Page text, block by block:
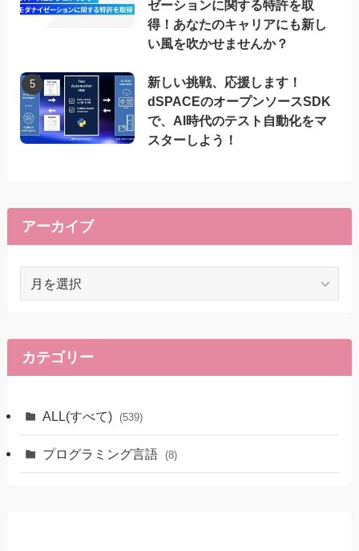
ゼーションに関する特許を取
得！あなたのキャリアにも新し
い風を吹かせませんか？
新しい挑戦、応援します！
dSPACEのオープンソースSDK
で、AI時代のテスト自動化をマ
スターしよう！
アーカイブ
イ
ブ
カテゴリー
ALL(すべて) (539)
プログラミング言語 (8)